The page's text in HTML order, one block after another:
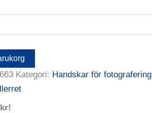
Kategori: Handskar för fotografering